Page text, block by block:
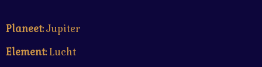
Planeet:Jupiter
Element:Lucht